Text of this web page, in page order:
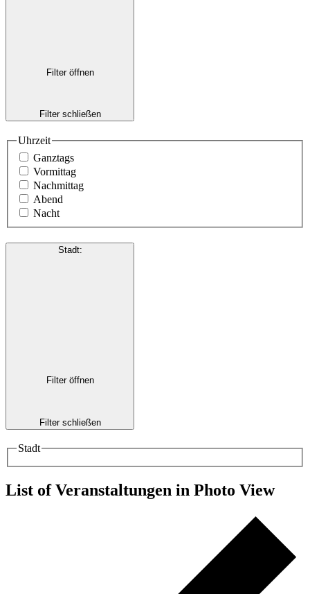
Filter öffnen
Filter schließen
Uhrzeit
Ganztags
Vormittag
Nachmittag
Abend
Nacht
Stadt:
Filter öffnen
Filter schließen
Stadt
List of Veranstaltungen in Photo View